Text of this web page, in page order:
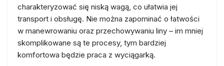
charakteryzować się niską wagą, co ułatwia jej
transport i obsługę. Nie można zapominać o łatwości
w manewrowaniu oraz przechowywaniu liny – im mniej
skomplikowane są te procesy, tym bardziej
komfortowa będzie praca z wyciągarką.